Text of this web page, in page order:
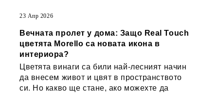
23 Апр 2026
Вечната пролет у дома: Защо Real Touch
цветята Morello са новата икона в
интериора?
Цветята винаги са били най-лесният начин
да внесем живот и цвят в пространството
си. Но какво ще стане, ако можехте да